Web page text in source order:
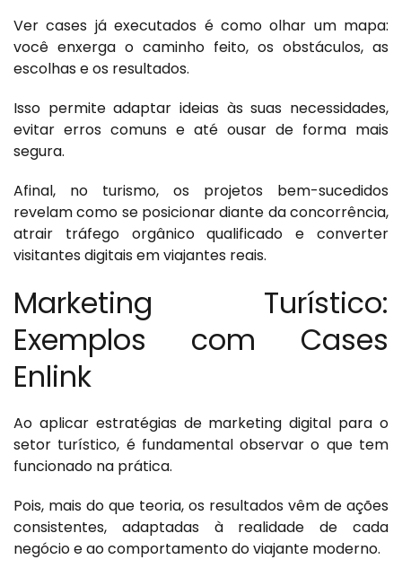
Ver cases já executados é como olhar um mapa:
você enxerga o caminho feito, os obstáculos, as
escolhas e os resultados.
Isso permite adaptar ideias às suas necessidades,
evitar erros comuns e até ousar de forma mais
segura.
Afinal, no turismo, os projetos bem-sucedidos
revelam como se posicionar diante da concorrência,
atrair tráfego orgânico qualificado e converter
visitantes digitais em viajantes reais.
Marketing Turístico:
Exemplos com Cases
Enlink
Ao aplicar estratégias de marketing digital para o
setor turístico, é fundamental observar o que tem
funcionado na prática.
Pois, mais do que teoria, os resultados vêm de ações
consistentes, adaptadas à realidade de cada
negócio e ao comportamento do viajante moderno.